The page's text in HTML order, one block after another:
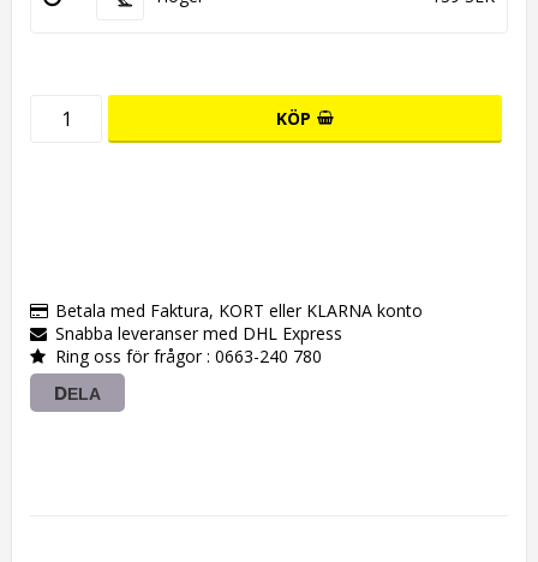
KÖP
Betala med Faktura, KORT eller KLARNA konto
Snabba leveranser med DHL Express
Ring oss för frågor : 0663-240 780
DELA